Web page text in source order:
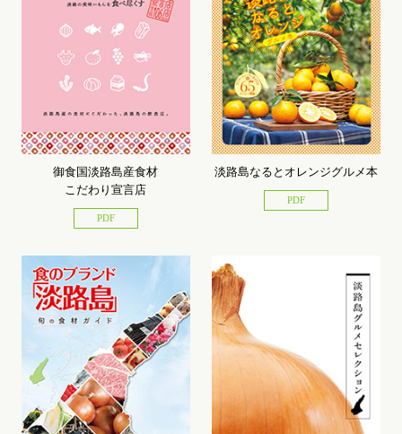
御食国淡路島産食材
こだわり宣言店
PDF
淡路島なるとオレンジグルメ本
PDF